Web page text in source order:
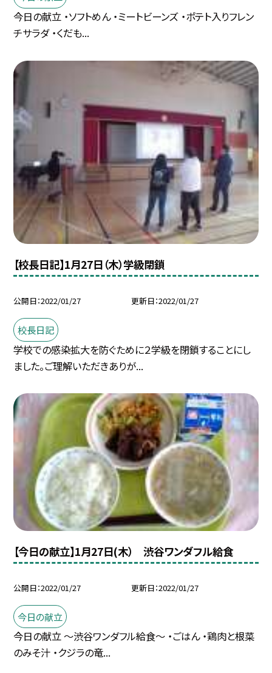
今日の献立 ・ソフトめん ・ミートビーンズ ・ポテト入りフレン
チサラダ ・くだも...
【校長日記】1月27日（木）学級閉鎖
公開日 2022/01/27 更新日 2022/01/27
校長日記
学校での感染拡大を防ぐために２学級を閉鎖することにし
ました。ご理解いただきありが...
【今日の献立】1月27日(木） 渋谷ワンダフル給食
公開日 2022/01/27 更新日 2022/01/27
今日の献立
今日の献立 〜渋谷ワンダフル給食〜 ・ごはん ・鶏肉と根菜
のみそ汁 ・クジラの竜...